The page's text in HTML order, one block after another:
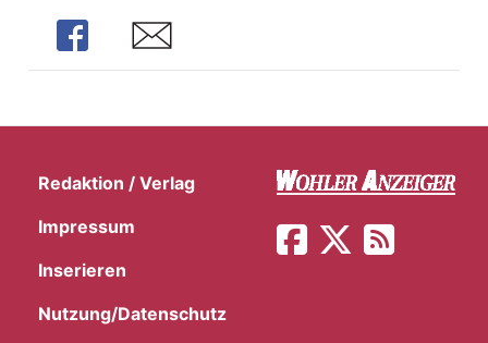
Share Share
Redaktion / Verlag
Impressum
Inserieren
Nutzung/Datenschutz